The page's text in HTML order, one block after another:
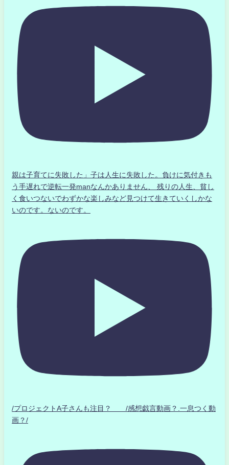
親は子育てに失敗した」子は人生に失敗した。負けに気付きも
う手遅れで逆転一発manなんかありません、 残りの人生、貧し
く食いつないでわずかな楽しみなど見つけて生きていくしかな
いのです。ないのです。
/プロジェクトA子さんも注目？ /感想戯言動画？.一息つく動
画？/